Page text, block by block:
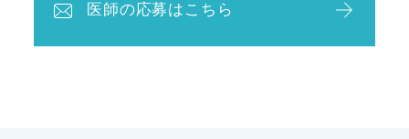
医師の応募はこちら